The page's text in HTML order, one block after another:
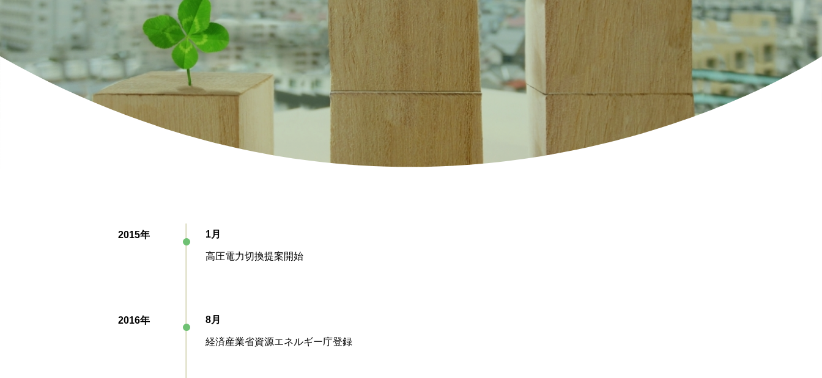
2015年 1月
高圧電力切換提案開始
2016年 8月
経済産業省資源エネルギー庁登録